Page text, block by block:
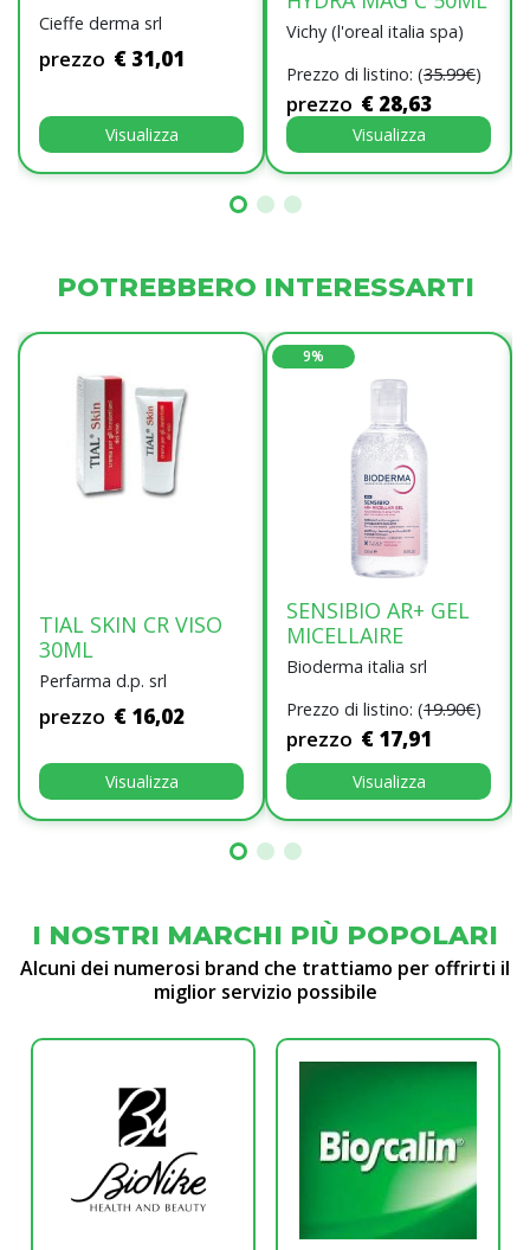
Cieffe derma srl
prezzo € 31,01
Visualizza
Vichy (l'oreal italia spa)
Prezzo di listino: (35.99€)
prezzo € 28,63
Visualizza
POTREBBERO INTERESSARTI
TIAL SKIN CR VISO
30ML
Perfarma d.p. srl
prezzo € 16,02
Visualizza
9%
SENSIBIO AR+ GEL
MICELLAIRE
Bioderma italia srl
Prezzo di listino: (19.90€)
prezzo € 17,91
Visualizza
I NOSTRI MARCHI PIÙ POPOLARI
Alcuni dei numerosi brand che trattiamo per offrirti il
miglior servizio possibile